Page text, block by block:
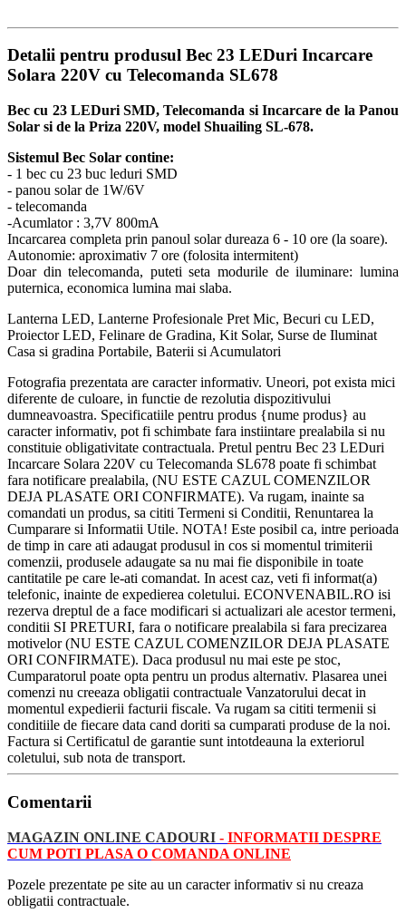
Detalii pentru produsul Bec 23 LEDuri Incarcare
Solara 220V cu Telecomanda SL678
Bec cu 23 LEDuri SMD, Telecomanda si Incarcare de la Panou
Solar si de la Priza 220V, model Shuailing SL-678.
Sistemul Bec Solar contine:
- 1 bec cu 23 buc leduri SMD
- panou solar de 1W/6V
- telecomanda
-Acumlator : 3,7V 800mA
Incarcarea completa prin panoul solar dureaza 6 - 10 ore (la soare).
Autonomie: aproximativ 7 ore (folosita intermitent)
Doar din telecomanda, puteti seta modurile de iluminare: lumina
puternica, economica lumina mai slaba.
Lanterna LED, Lanterne Profesionale Pret Mic, Becuri cu LED,
Proiector LED, Felinare de Gradina, Kit Solar, Surse de Iluminat
Casa si gradina Portabile, Baterii si Acumulatori
Fotografia prezentata are caracter informativ. Uneori, pot exista mici
diferente de culoare, in functie de rezolutia dispozitivului
dumneavoastra. Specificatiile pentru produs {nume produs} au
caracter informativ, pot fi schimbate fara instiintare prealabila si nu
constituie obligativitate contractuala. Pretul pentru Bec 23 LEDuri
Incarcare Solara 220V cu Telecomanda SL678 poate fi schimbat
fara notificare prealabila, (NU ESTE CAZUL COMENZILOR
DEJA PLASATE ORI CONFIRMATE). Va rugam, inainte sa
comandati un produs, sa cititi Termeni si Conditii, Renuntarea la
Cumparare si Informatii Utile. NOTA! Este posibil ca, intre perioada
de timp in care ati adaugat produsul in cos si momentul trimiterii
comenzii, produsele adaugate sa nu mai fie disponibile in toate
cantitatile pe care le-ati comandat. In acest caz, veti fi informat(a)
telefonic, inainte de expedierea coletului. ECONVENABIL.RO isi
rezerva dreptul de a face modificari si actualizari ale acestor termeni,
conditii SI PRETURI, fara o notificare prealabila si fara precizarea
motivelor (NU ESTE CAZUL COMENZILOR DEJA PLASATE
ORI CONFIRMATE). Daca produsul nu mai este pe stoc,
Cumparatorul poate opta pentru un produs alternativ. Plasarea unei
comenzi nu creeaza obligatii contractuale Vanzatorului decat in
momentul expedierii facturii fiscale. Va rugam sa cititi termenii si
conditiile de fiecare data cand doriti sa cumparati produse de la noi.
Factura si Certificatul de garantie sunt intotdeauna la exteriorul
coletului, sub nota de transport.
Comentarii
MAGAZIN ONLINE CADOURI - INFORMATII DESPRE
CUM POTI PLASA O COMANDA ONLINE
Pozele prezentate pe site au un caracter informativ si nu creaza
obligatii contractuale.